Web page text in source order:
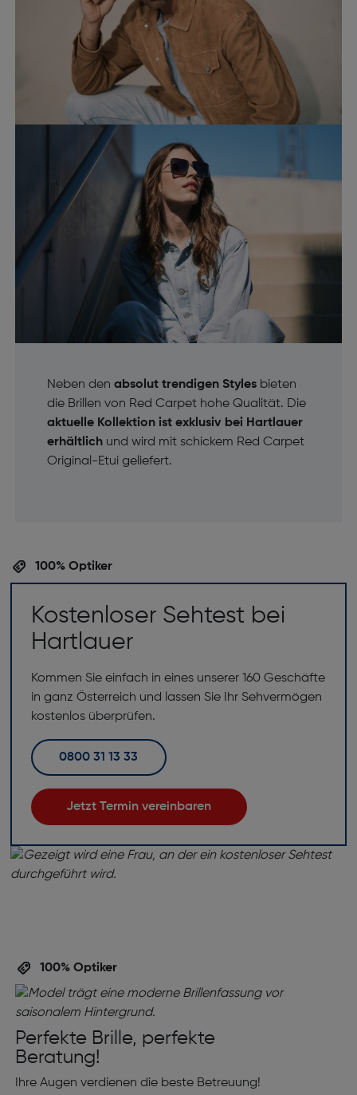
Neben den absolut trendigen Stylesbieten
die Brillen von Red Carpet hohe Qualität. Die
aktuelle Kollektion ist exklusiv bei Hartlauer
erhältlichund wird mit schickem Red Carpet
Original-Etui geliefert.
100% Optiker
Kostenloser Sehtest bei
Hartlauer
Kommen Sie einfach in eines unserer 160 Geschäfte
in ganz Österreich und lassen Sie Ihr Sehvermögen
kostenlos überprüfen.
0800 31 13 33
Jetzt Termin vereinbaren
100% Optiker
Perfekte Brille, perfekte
Beratung!
Ihre Augen verdienen die beste Betreuung!